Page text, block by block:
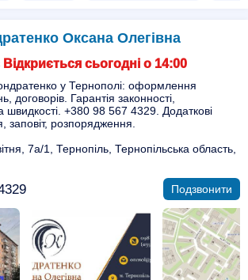
Оксана Олегівна
сьогодні о 14:00
у Тернополі: оформлення
договорів. Гарантія законності,
швидкості. +380 98 567 4329. Додаткові
заповіт, розпорядження.
7а/1, Тернопіль, Тернопільська область,
Подзвонити